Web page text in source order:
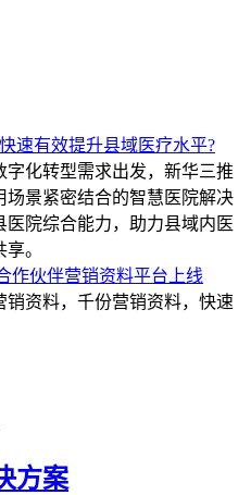
速有效提升县域医疗水平?
字化转型需求出发，新华三推
场景紧密结合的智慧医院解决
医院综合能力，助力县域内医
。
作伙伴营销资料平台上线
销资料，千份营销资料，快速
方案